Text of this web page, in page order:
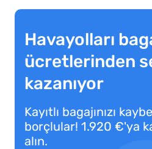
Havayolları
ücretlerinden
kazanıyor
Kayıtlı bagajınızı
borçlular! 1.920 €'ya
alın.